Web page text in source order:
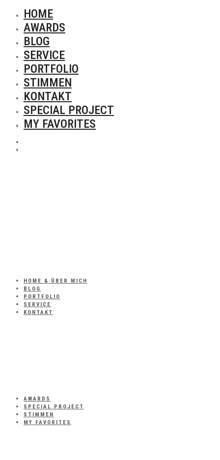
HOME
AWARDS
BLOG
SERVICE
PORTFOLIO
STIMMEN
KONTAKT
SPECIAL PROJECT
MY FAVORITES
HOME & ÜBER MICH
BLOG
PORTFOLIO
SERVICE
KONTAKT
AWARDS
SPECIAL PROJECT
STIMMEN
MY FAVORITES